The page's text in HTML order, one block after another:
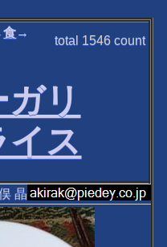
食→
total 1546 count
リ
イス
晶